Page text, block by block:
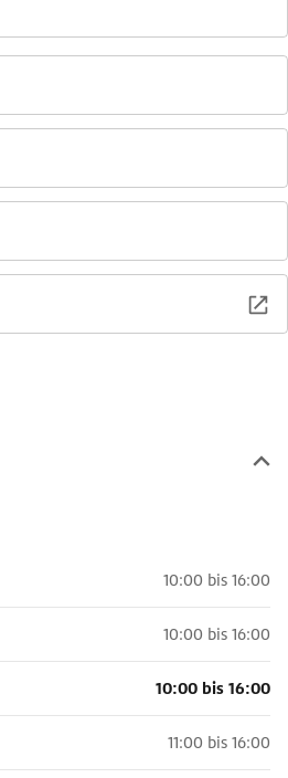
10:00 bis 16:00
10:00 bis 16:00
10:00 bis 16:00
11:00 bis 16:00